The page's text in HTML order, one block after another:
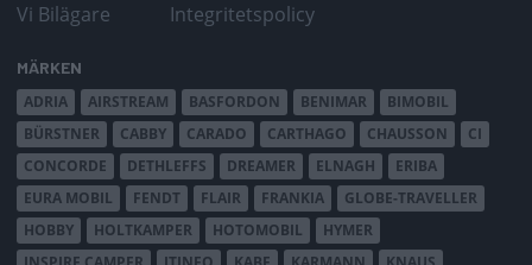
Vi Bilägare
Integritetspolicy
MÄRKEN
ADRIA
AIRSTREAM BASFORDON BENIMAR
BIMOBIL
BÜRSTNER
CABBY CARADO CARTHAGO CHAUSSON
CI
CONCORDE
DETHLEFFS DREAMER ELNAGH
ERIBA
EURA MOBIL
FENDT FLAIR FRANKIA
GLOBE-TRAVELLER
HOBBY
HOLTKAMPER HOTOMOBIL
HYMER